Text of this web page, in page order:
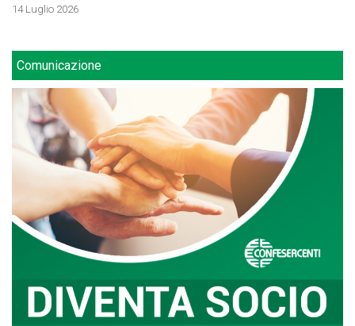
14 Luglio 2026
Comunicazione